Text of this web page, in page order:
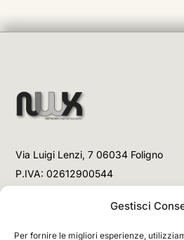
Gestisci
Per fornire le migliori esperienze,
Via Luigi Lenzi, 7 06034 Foligno
P.IVA: 02612900544